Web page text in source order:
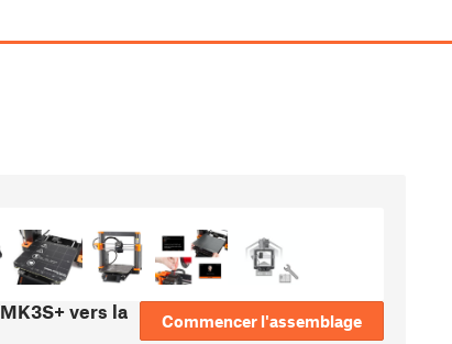
vers la
Commencer l'assemblage